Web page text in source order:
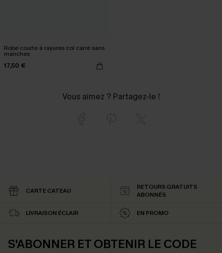
Robe courte à rayures col carré sans
manches
17,50 €
Vous aimez ? Partagez-le !
CARTE CATEAU
RETOURS GRATUITS
ABONNÉS
LIVRAISON ÉCLAIR EN PROMO
S'ABONNER ET OBTENIR LE CODE